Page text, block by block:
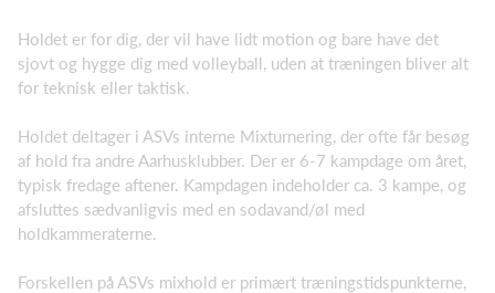
Holdet er for dig, der vil have lidt motion og bare have det
sjovt og hygge dig med volleyball, uden at træningen bliver alt
for teknisk eller taktisk.
Holdet deltager i ASVs interne Mixturnering, der ofte får besøg
af hold fra andre Aarhusklubber. Der er 6-7 kampdage om året,
typisk fredage aftener. Kampdagen indeholder ca. 3 kampe, og
afsluttes sædvanligvis med en sodavand/øl med
holdkammeraterne.
Forskellen på ASVs mixhold er primært træningstidspunkterne,